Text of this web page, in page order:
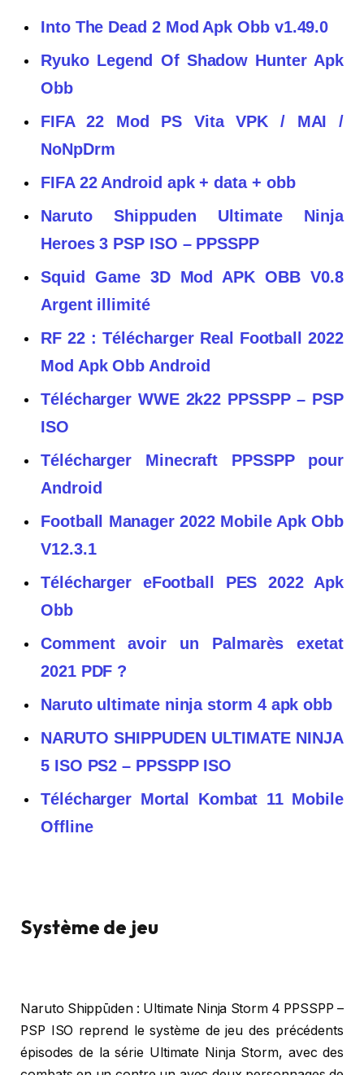
Into The Dead 2 Mod Apk Obb v1.49.0
Ryuko Legend Of Shadow Hunter Apk
Obb
FIFA 22 Mod PS Vita VPK / MAI /
NoNpDrm
FIFA 22 Android apk + data + obb
Naruto Shippuden Ultimate Ninja
Heroes 3 PSP ISO – PPSSPP
Squid Game 3D Mod APK OBB V0.8
Argent illimité
RF 22 : Télécharger Real Football 2022
Mod Apk Obb Android
Télécharger WWE 2k22 PPSSPP – PSP
ISO
Télécharger Minecraft PPSSPP pour
Android
Football Manager 2022 Mobile Apk Obb
V12.3.1
Télécharger eFootball PES 2022 Apk
Obb
Comment avoir un Palmarès exetat
2021 PDF ?
Naruto ultimate ninja storm 4 apk obb
NARUTO SHIPPUDEN ULTIMATE NINJA
5 ISO PS2 – PPSSPP ISO
Télécharger Mortal Kombat 11 Mobile
Offline
Système de jeu
Naruto Shippūden : Ultimate Ninja Storm 4 PPSSPP –
PSP ISO reprend le système de jeu des précédents
épisodes de la série Ultimate Ninja Storm, avec des